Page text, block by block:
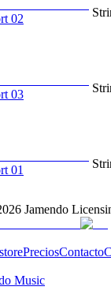
02
03
01
Jamendo
PreciosContacto
Music